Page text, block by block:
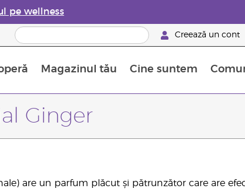
pe wellness
Creează un cont
Magazinul tău Cine suntem
Ginger
are un parfum plăcut și pătrunzător care are